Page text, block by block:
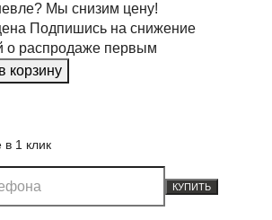
Мы снизим цену!
Подпишись на снижение
о распродаже первым
в 1 клик
КУПИТЬ